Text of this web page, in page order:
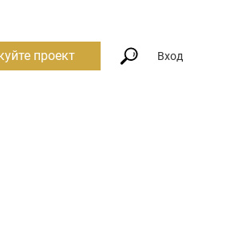
проект Вход